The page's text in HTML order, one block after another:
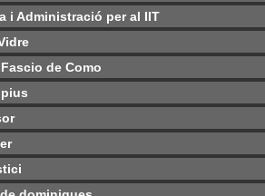
i Administració per al IIT
de Como